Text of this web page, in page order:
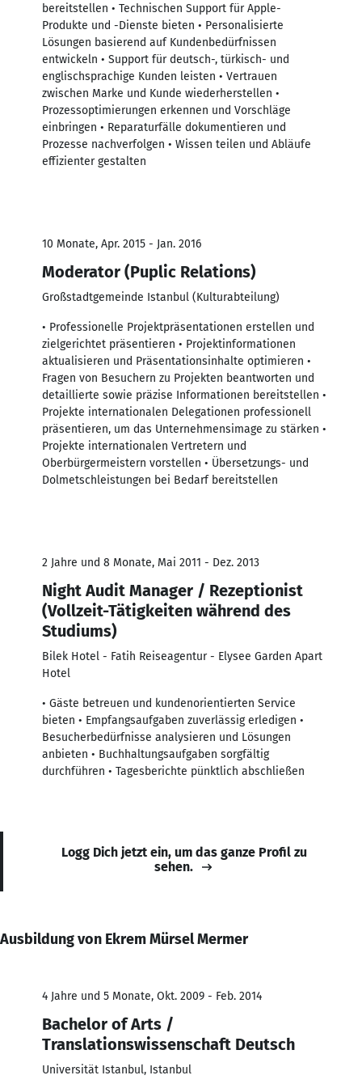
bereitstellen • Technischen Support für Apple-
Produkte und -Dienste bieten • Personalisierte
Lösungen basierend auf Kundenbedürfnissen
entwickeln • Support für deutsch-, türkisch- und
englischsprachige Kunden leisten • Vertrauen
zwischen Marke und Kunde wiederherstellen •
Prozessoptimierungen erkennen und Vorschläge
einbringen • Reparaturfälle dokumentieren und
Prozesse nachverfolgen • Wissen teilen und Abläufe
effizienter gestalten
10 Monate, Apr. 2015 - Jan. 2016
Moderator (Puplic Relations)
Großstadtgemeinde Istanbul (Kulturabteilung)
• Professionelle Projektpräsentationen erstellen und
zielgerichtet präsentieren • Projektinformationen
aktualisieren und Präsentationsinhalte optimieren •
Fragen von Besuchern zu Projekten beantworten und
detaillierte sowie präzise Informationen bereitstellen •
Projekte internationalen Delegationen professionell
präsentieren, um das Unternehmensimage zu stärken •
Projekte internationalen Vertretern und
Oberbürgermeistern vorstellen • Übersetzungs- und
Dolmetschleistungen bei Bedarf bereitstellen
2 Jahre und 8 Monate, Mai 2011 - Dez. 2013
Night Audit Manager / Rezeptionist
(Vollzeit-Tätigkeiten während des
Studiums)
Bilek Hotel - Fatih Reiseagentur - Elysee Garden Apart
Hotel
• Gäste betreuen und kundenorientierten Service
bieten • Empfangsaufgaben zuverlässig erledigen •
Besucherbedürfnisse analysieren und Lösungen
anbieten • Buchhaltungsaufgaben sorgfältig
durchführen • Tagesberichte pünktlich abschließen
Logg Dich jetzt ein, um das ganze Profil zu
sehen.
Ausbildung von Ekrem Mürsel Mermer
4 Jahre und 5 Monate, Okt. 2009 - Feb. 2014
Bachelor of Arts /
Translationswissenschaft Deutsch
Universität Istanbul, Istanbul